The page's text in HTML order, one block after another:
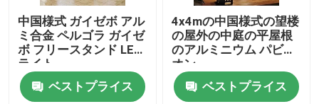
中国様式 ガイゼボ アル
ミ合金 ペルゴラ ガイゼ
ボ フリースタンド LED
ライト
ベストプライス
4x4mの中国様式の望楼
の屋外の中庭の平屋根
のアルミニウム パビリ
オン
ベストプライス